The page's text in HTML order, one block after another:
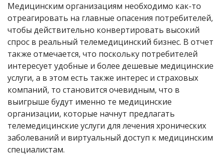
Медицинским организациям необходимо как-то
отреагировать на главные опасения потребителей,
чтобы действительно конвертировать высокий
спрос в реальный телемедицинский бизнес. В отчет
также отмечается, что поскольку потребителей
интересует удобные и более дешевые медицинские
услуги, а в этом есть также интерес и страховых
компаний, то становится очевидным, что в
выигрыше будут именно те медицинские
организации, которые начнут предлагать
телемедицинские услуги для лечения хронических
заболеваний и виртуальный доступ к медицинским
специалистам.